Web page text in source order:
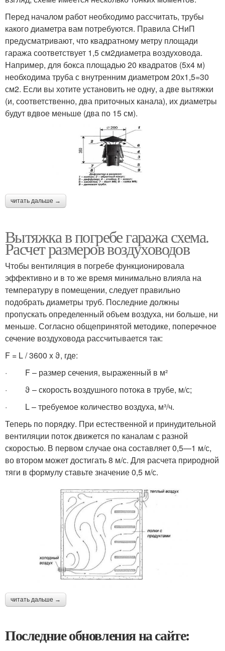
Перед началом работ необходимо рассчитать, трубы
какого диаметра вам потребуются. Правила СНиП
предусматривают, что квадратному метру площади
гаража соответствует 1,5 см2диаметра воздуховода.
Например, для бокса площадью 20 квадратов (5х4 м)
необходима труба с внутренним диаметром 20х1,5=30
см2. Если вы хотите установить не одну, а две вытяжки
(и, соответственно, два приточных канала), их диаметры
будут вдвое меньше (два по 15 см).
читать дальше →
Вытяжка в погребе гаража схема.
Расчет размеров воздуховодов
Чтобы вентиляция в погребе функционировала
эффективно и в то же время минимально влияла на
температуру в помещении, следует правильно
подобрать диаметры труб. Последние должны
пропускать определенный объем воздуха, ни больше, ни
меньше. Согласно общепринятой методике, поперечное
сечение воздуховода рассчитывается так:
F = L / 3600 x ϑ, где:
· F – размер сечения, выраженный в м²
· ϑ – скорость воздушного потока в трубе, м/с;
· L – требуемое количество воздуха, м³/ч.
Теперь по порядку. При естественной и принудительной
вентиляции поток движется по каналам с разной
скоростью. В первом случае она составляет 0,5—1 м/с,
во втором может достигать 8 м/с. Для расчета природной
тяги в формулу ставьте значение 0,5 м/с.
читать дальше →
Последние обновления на сайте: